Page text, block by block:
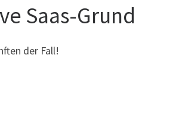
Saas-Grund
der Fall!